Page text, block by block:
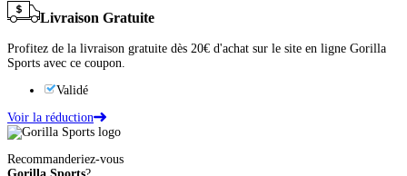
Livraison Gratuite
Profitez de la livraison gratuite dès 20€ d'achat sur le site en ligne Gorilla
Sports avec ce coupon.
Validé
Voir la réduction
Recommanderiez-vous